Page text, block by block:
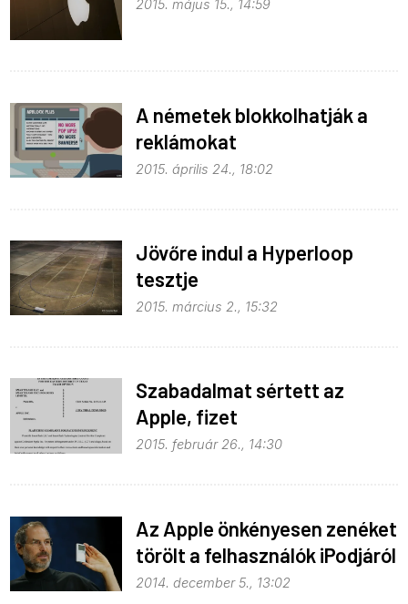
2015. május 15., 14:59
A németek blokkolhatják a
reklámokat
2015. április 24., 18:02
Jövőre indul a Hyperloop
tesztje
2015. március 2., 15:32
Szabadalmat sértett az
Apple, fizet
2015. február 26., 14:30
Az Apple önkényesen zenéket
törölt a felhasználók iPodjáról
2014. december 5., 13:02